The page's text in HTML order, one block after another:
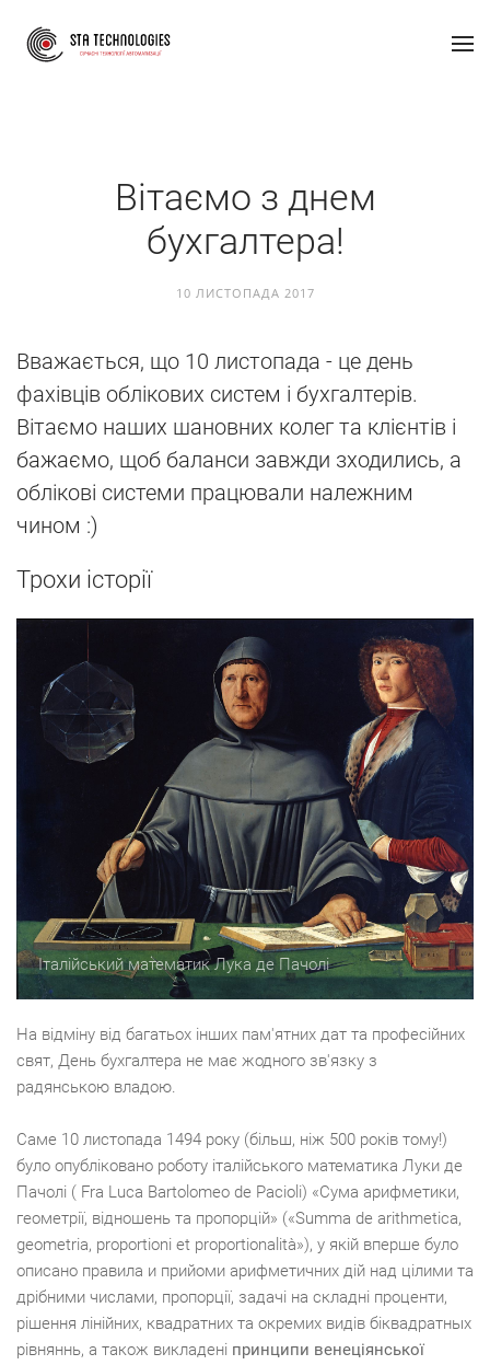
Вітаємо з днем
бухгалтера!
10 ЛИСТОПАДА 2017
Вважається, що 10 листопада - це день
фахівців облікових систем і бухгалтерів.
Вітаємо наших шановних колег та клієнтів і
бажаємо, щоб баланси завжди зходились, а
облікові системи працювали належним
чином :)
Трохи історії
Італійський математик Лука де Пачолі
На відміну від багатьох інших пам'ятних дат та професійних
свят, День бухгалтера не має жодного зв'язку з
радянською владою.
Саме 10 листопада 1494 року (більш, ніж 500 років тому!)
було опубліковано роботу італійського математика Луки де
Пачолі ( Fra Luca Bartolomeo de Pacioli) «Сума арифметики,
геометрії, відношень та пропорцій» («Summa de arithmetica,
geometria, proportioni et proportionalità»), у якій вперше було
описано правила и прийоми арифметичних дій над цілими та
дрібними числами, пропорції, задачі на складні проценти,
рішення лінійних, квадратних та окремих видів біквадратных
рівняннь, а також викладені принципи венеціянської